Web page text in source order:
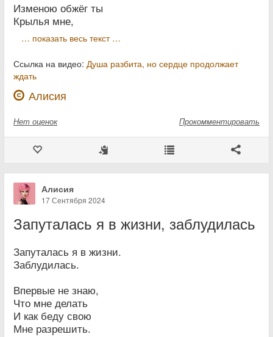
Изменою обжёг ты
Крылья мне,
… показать весь текст …
Ссылка на видео: Душа разбита, но сердце продолжает
ждать
Алисия
Нет оценок Прокомментировать
Алисия
17 Сентября 2024
Запуталась я в жизни, заблудилась
Запуталась я в жизни.
Заблудилась.
Впервые не знаю,
Что мне делать
И как беду свою
Мне разрешить.